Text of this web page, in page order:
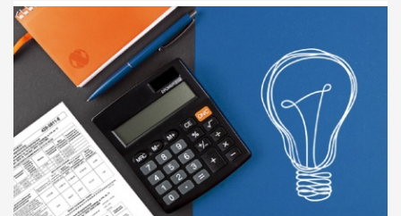
по вопросу установления регулируемых цен (тарифов) в
В частности, уточнены полномочия исполнительного органа
субъекта РФ в области государственного регулирования
тарифов, порядок определения предельной величины...